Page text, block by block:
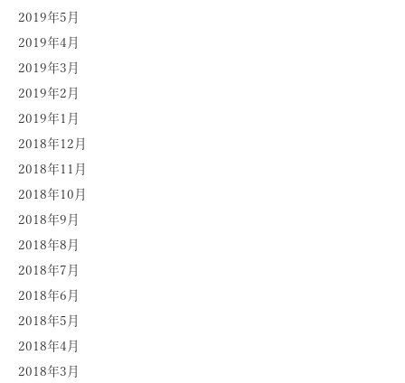
2019年5月
2019年4月
2019年3月
2019年2月
2019年1月
2018年12月
2018年11月
2018年10月
2018年9月
2018年8月
2018年7月
2018年6月
2018年5月
2018年4月
2018年3月